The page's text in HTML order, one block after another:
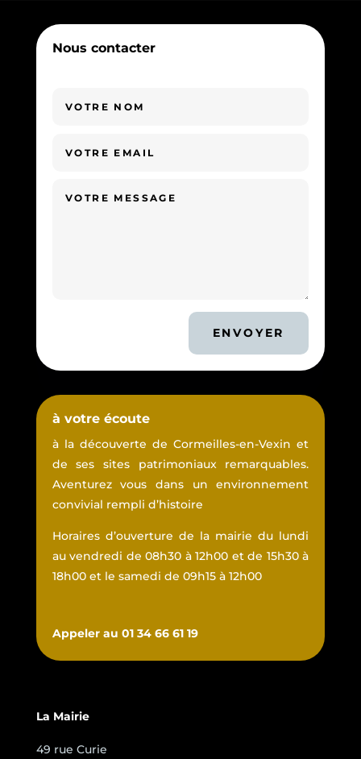
Nous contacter
ENVOYER
à votre écoute
à la découverte de Cormeilles-en-Vexin et
de ses sites patrimoniaux remarquables.
Aventurez vous dans un environnement
convivial rempli d’histoire
Horaires d’ouverture de la mairie du lundi
au vendredi de 08h30 à 12h00 et de 15h30 à
18h00 et le samedi de 09h15 à 12h00
Appeler au 01 34 66 61 19
La Mairie
49 rue Curie